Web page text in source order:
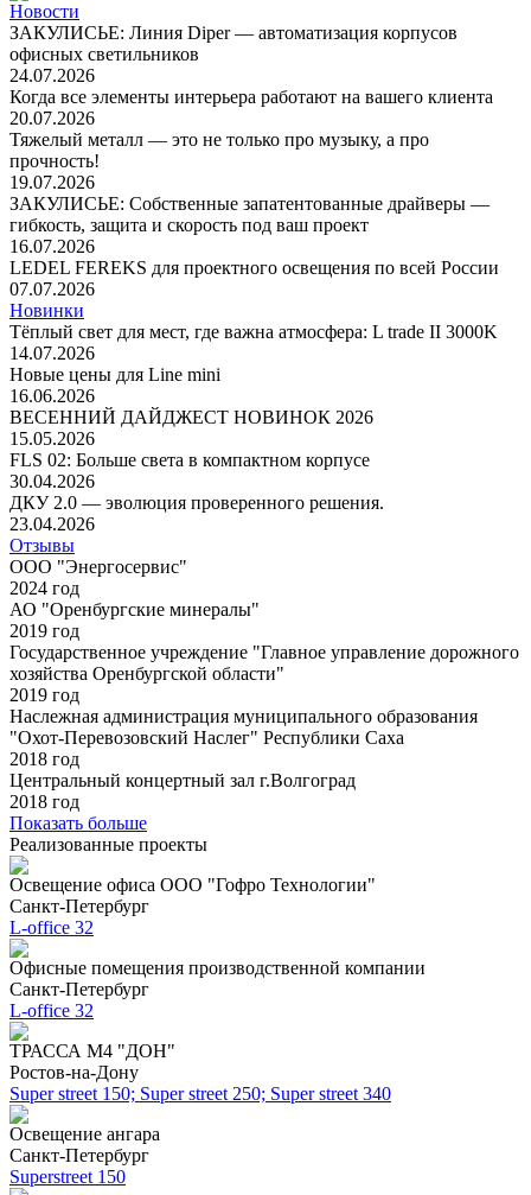
Новости
ЗАКУЛИСЬЕ: Линия Diper — автоматизация корпусов
офисных светильников
24.07.2026
Когда все элементы интерьера работают на вашего клиента
20.07.2026
Тяжелый металл — это не только про музыку, а про
прочность!
19.07.2026
ЗАКУЛИСЬЕ: Собственные запатентованные драйверы —
гибкость, защита и скорость под ваш проект
16.07.2026
LEDEL FEREKS для проектного освещения по всей России
07.07.2026
Новинки
Тёплый свет для мест, где важна атмосфера: L trade II 3000K
14.07.2026
Новые цены для Line mini
16.06.2026
ВЕСЕННИЙ ДАЙДЖЕСТ НОВИНОК 2026
15.05.2026
FLS 02: Больше света в компактном корпусе
30.04.2026
ДКУ 2.0 — эволюция проверенного решения.
23.04.2026
Отзывы
ООО "Энергосервис"
2024 год
АО "Оренбургские минералы"
2019 год
Государственное учреждение "Главное управление дорожного
хозяйства Оренбургской области"
2019 год
Наслежная администрация муниципального образования
"Охот-Перевозовский Наслег" Республики Саха
2018 год
Центральный концертный зал г.Волгоград
2018 год
Показать больше
Реализованные проекты
Освещение офиса ООО "Гофро Технологии"
Санкт-Петербург
L-office 32
Офисные помещения производственной компании
Санкт-Петербург
L-office 32
ТРАССА М4 "ДОН"
Ростов-на-Дону
Super street 150; Super street 250; Super street 340
Освещение ангара
Санкт-Петербург
Superstreet 150